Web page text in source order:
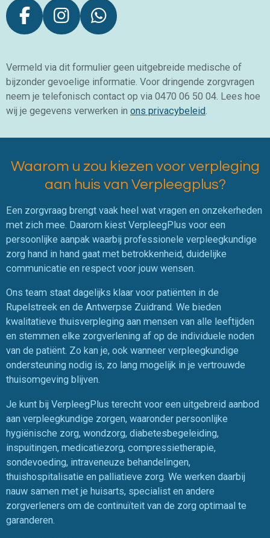
F
e
b
o
I
t
a
g
m
W
t
s
A
Vermeld via dit formulier geen uitgebreide medische of
bijzonder gevoelige informatie. Voor dringende zorgvragen
neem je telefonisch contact op via 0470 06 50 04. Lees hoe
wij je gegevens verwerken in ons privacybeleid
Waarom u zou kiezen voor verpleging
aan huis van Verpleegplus?
Een zorgvraag brengt vaak heel wat vragen en onzekerheden
met zich mee. Daarom kiest VerpleegPlus voor een
persoonlijke aanpak waarbij professionele verpleegkundige
zorg hand in hand gaat met betrokkenheid, duidelijke
communicatie en respect voor jouw wensen.
Ons team staat dagelijks klaar voor patiënten in de
Rupelstreek en de Antwerpse Zuidrand. We bieden
kwalitatieve thuisverpleging aan mensen van alle leeftijden
en stemmen elke zorgverlening af op de individuele noden
van de patiënt. Zo kan je, ook wanneer verpleegkundige
ondersteuning nodig is, zo lang mogelijk in je vertrouwde
thuisomgeving blijven.
Je kunt bij VerpleegPlus terecht voor een uitgebreid aanbod
aan verpleegkundige zorgen, waaronder persoonlijke
hygiënische zorg, wondzorg, diabetesbegeleiding,
inspuitingen, medicatiezorg, compressietherapie,
sondevoeding, intraveneuze behandelingen,
thuishospitalisatie en palliatieve zorg. We werken daarbij
nauw samen met je huisarts, specialist en andere
zorgverleners om de continuïteit van de zorg optimaal te
garanderen.